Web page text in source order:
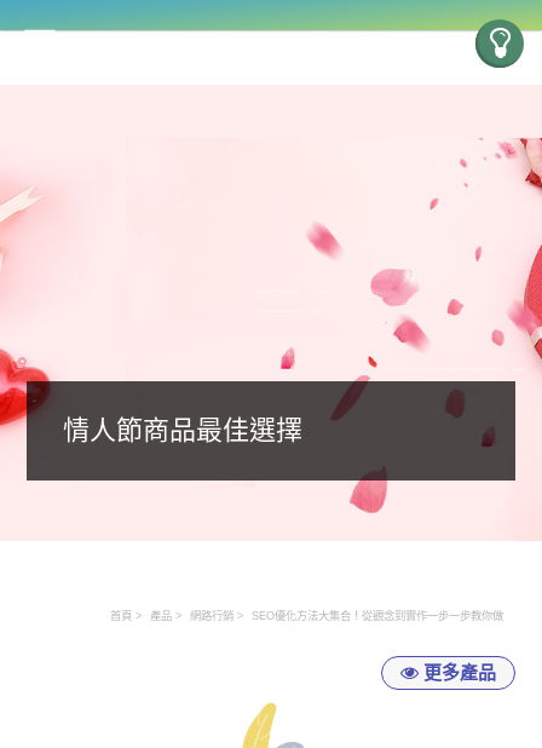
情人節商品最佳選擇
首頁 產品 網路行銷 SEO優化方法大集合！從觀念到實作一步一步教你做
更多產品